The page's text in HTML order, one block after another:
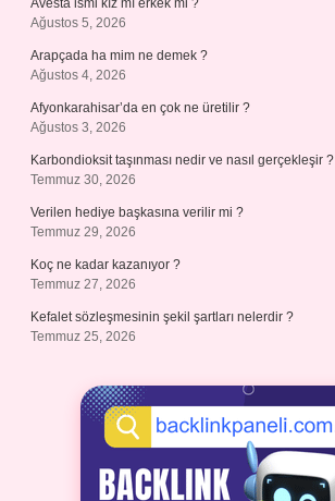
Avesta ismi kız mı erkek mi ?
Ağustos 5, 2026
Arapçada ha mim ne demek ?
Ağustos 4, 2026
Afyonkarahisar’da en çok ne üretilir ?
Ağustos 3, 2026
Karbondioksit taşınması nedir ve nasıl gerçekleşir ?
Temmuz 30, 2026
Verilen hediye başkasına verilir mi ?
Temmuz 29, 2026
Koç ne kadar kazanıyor ?
Temmuz 27, 2026
Kefalet sözleşmesinin şekil şartları nelerdir ?
Temmuz 25, 2026